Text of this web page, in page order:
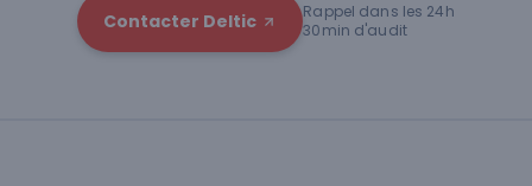
Contacter Deltic
Rappel dans les 24h
30min d'audit